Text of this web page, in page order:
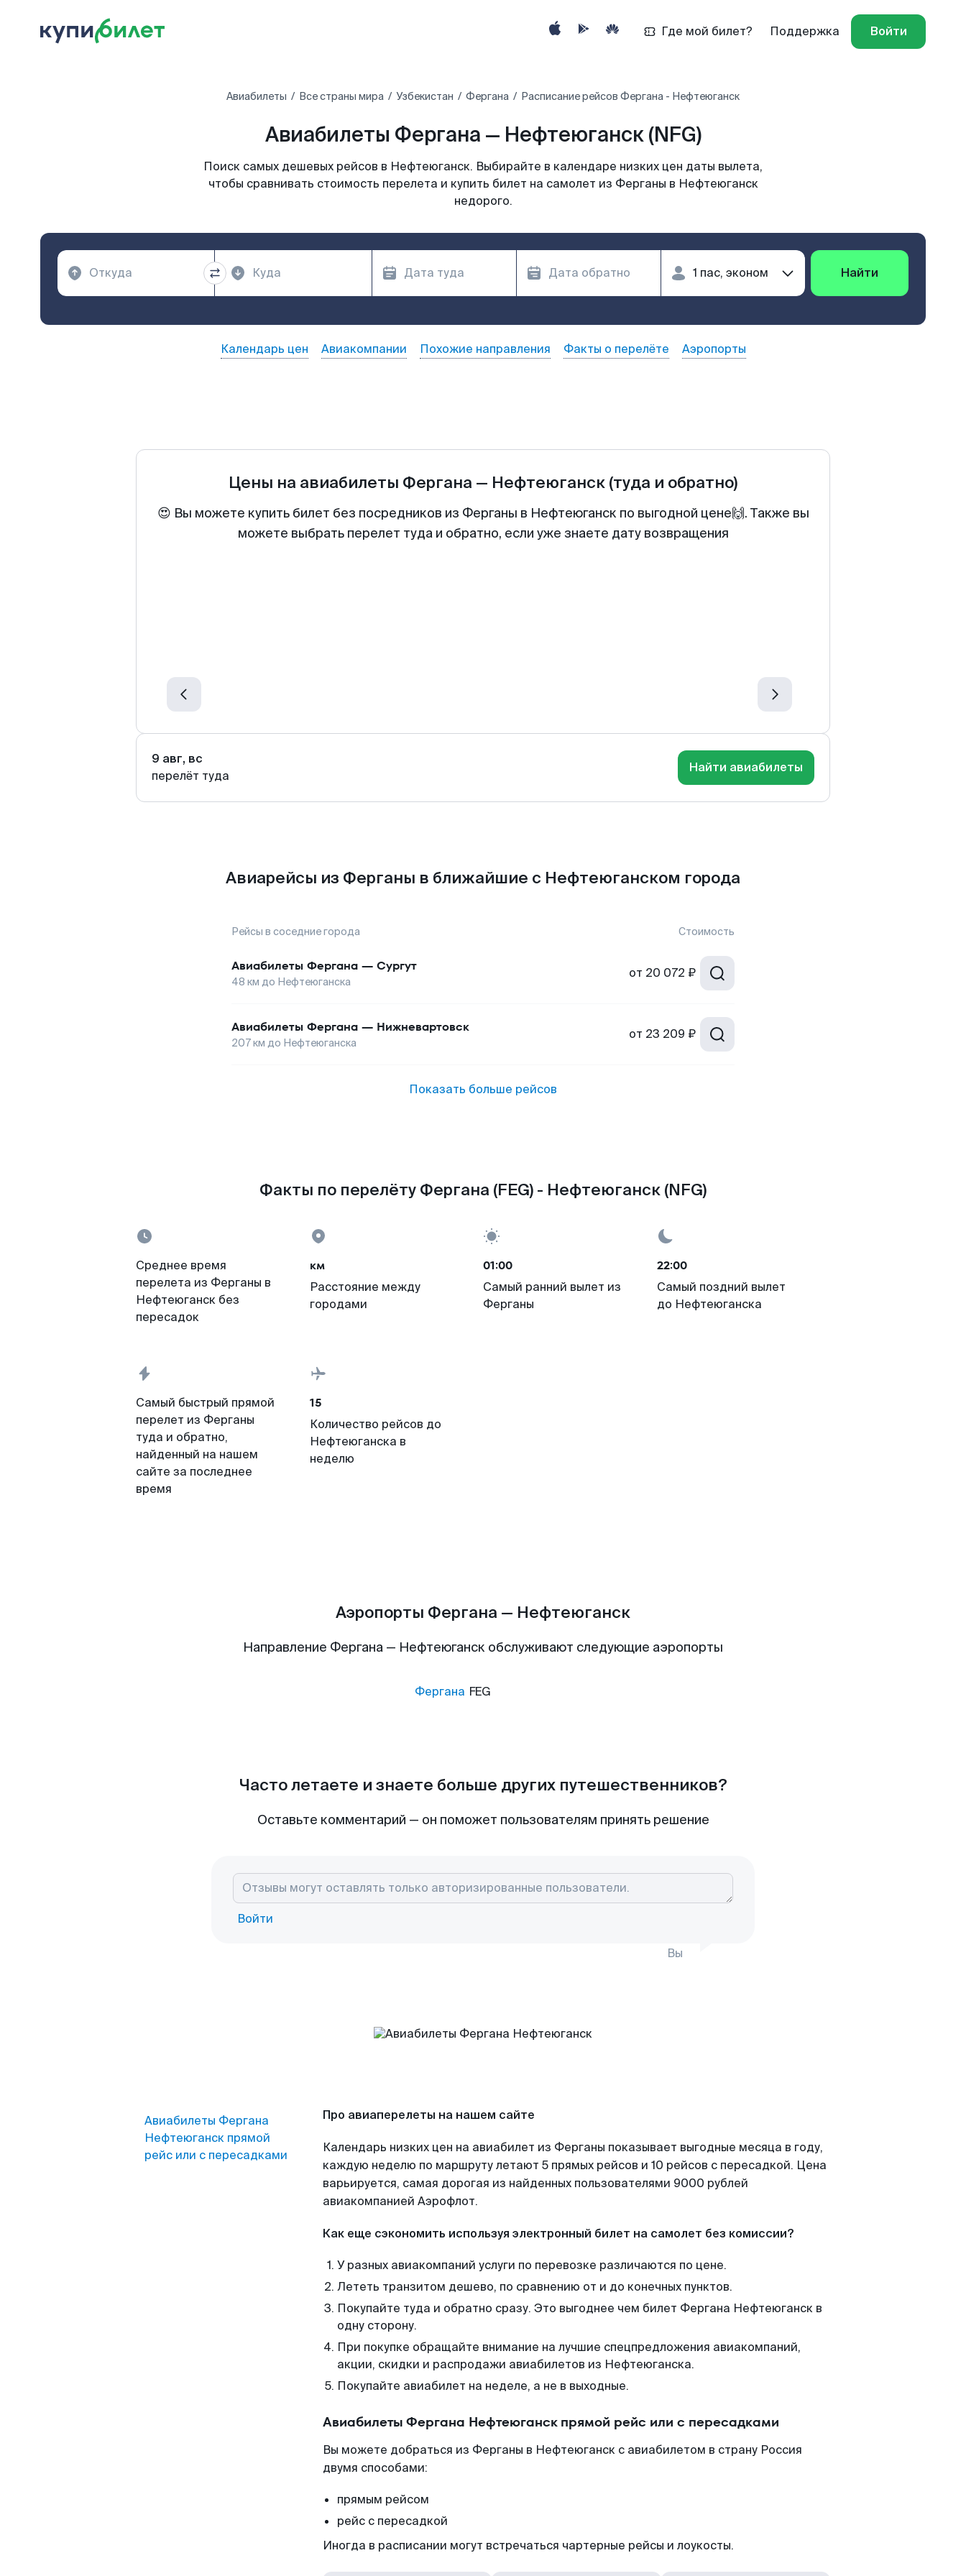
Где мой билет? Поддержка Войти
Авиабилеты Все страны мира Узбекистан Фергана Расписание рейсов Фергана - Нефтеюганск
Авиабилеты Фергана — Нефтеюганск (NFG)
Поиск самых дешевых рейсов в Нефтеюганск. Выбирайте в календаре низких цен даты вылета,
чтобы сравнивать стоимость перелета и купить билет на самолет из Ферганы в Нефтеюганск
недорого.
Найти
Календарь цен Авиакомпании Похожие направления Факты о перелёте Аэропорты
Цены на авиабилеты Фергана — Нефтеюганск (туда и обратно)
😍 Вы можете купить билет без посредников из Ферганы в Нефтеюганск по выгодной цене🙌. Также вы
можете выбрать перелет туда и обратно, если уже знаете дату возвращения
9 авг, вс
перелёт туда
Найти авиабилеты
Авиарейсы из Ферганы в ближайшие с Нефтеюганском города
Рейсы в соседние города Стоимость
Авиабилеты Фергана — Сургут
48 км до Нефтеюганска
от 20 072 ₽
Авиабилеты Фергана — Нижневартовск
207км до Нефтеюганска
от 23 209 ₽
Показать больше рейсов
Факты по перелёту Фергана (FEG) - Нефтеюганск (NFG)
Среднее время
перелета из Ферганы в
Нефтеюганск без
пересадок
км
Расстояние между
городами
01:00
Самый ранний вылет из
Ферганы
22:00
Самый поздний вылет
до Нефтеюганска
Самый быстрый прямой
перелет из Ферганы
туда и обратно,
найденный на нашем
сайте за последнее
время
15
Количество рейсов до
Нефтеюганска в
неделю
Аэропорты Фергана — Нефтеюганск
Направление Фергана — Нефтеюганск обслуживают следующие аэропорты
Фергана FEG
Часто летаете и знаете больше других путешественников?
Оставьте комментарий — он поможет пользователям принять решение
Войти
Вы
Авиабилеты Фергана
Нефтеюганск прямой
рейс или с пересадками
Про авиаперелеты на нашем сайте
Календарь низких цен на авиабилет из Ферганы показывает выгодные месяца в году,
каждую неделю по маршруту летают 5 прямых рейсов и 10 рейсов с пересадкой. Цена
варьируется, самая дорогая из найденных пользователями 9000 рублей
авиакомпанией Аэрофлот.
Как еще сэкономить используя электронный билет на самолет без комиссии?
У разных авиакомпаний услуги по перевозке различаются по цене.
Лететь транзитом дешево, по сравнению от и до конечных пунктов.
Покупайте туда и обратно сразу. Это выгоднее чем билет Фергана Нефтеюганск в
одну сторону.
При покупке обращайте внимание на лучшие спецпредложения авиакомпаний,
акции, скидки и распродажи авиабилетов из Нефтеюганска.
Покупайте авиабилет на неделе, а не в выходные.
Авиабилеты Фергана Нефтеюганск прямой рейс или с пересадками
Вы можете добраться из Ферганы в Нефтеюганск с авиабилетом в страну Россия
двумя способами:
прямым рейсом
рейс с пересадкой
Иногда в расписании могут встречаться чартерные рейсы и лоукосты.